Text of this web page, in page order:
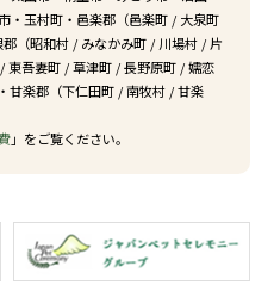
・ 玉村町 ・邑楽郡（邑楽町 / 大泉町
郡（昭和村 / みなかみ町 / 川場村 / 片
/東吾妻町 /草津町 /長野原町 /嬬恋
甘楽郡（下仁田町 /南牧村 /甘楽
」をご覧ください。